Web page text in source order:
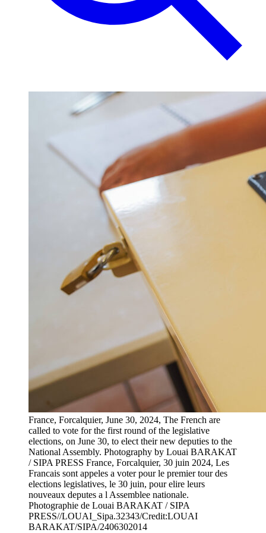
France, Forcalquier, June 30, 2024, The French are
called to vote for the first round of the legislative
elections, on June 30, to elect their new deputies to the
National Assembly. Photography by Louai BARAKAT
/ SIPA PRESS France, Forcalquier, 30 juin 2024, Les
Francais sont appeles a voter pour le premier tour des
elections legislatives, le 30 juin, pour elire leurs
nouveaux deputes a l Assemblee nationale.
Photographie de Louai BARAKAT / SIPA
PRESS//LOUAI_Sipa.32343/Credit:LOUAI
BARAKAT/SIPA/2406302014